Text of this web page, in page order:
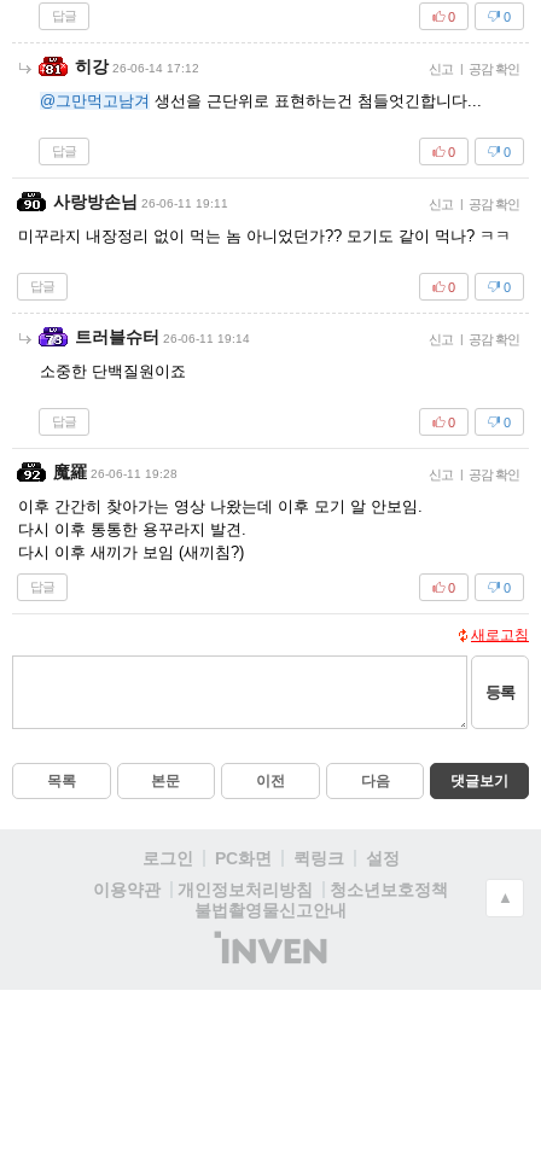
답글 0
0
히강 26-06-14 17:12 신고 | 공감 확인
@그만먹고남겨 생선을 근단위로 표현하는건 첨들엇긴합니다...
답글 0
0
사랑방손님 26-06-11 19:11 신고 | 공감 확인
미꾸라지 내장정리 없이 먹는 놈 아니었던가?? 모기도 같이 먹나? ㅋㅋ
답글 0
0
트러블슈터 26-06-11 19:14 신고 | 공감 확인
소중한 단백질원이죠
답글 0
0
魔羅 26-06-11 19:28 신고 | 공감 확인
이후 간간히 찾아가는 영상 나왔는데 이후 모기 알 안보임.
다시 이후 통통한 용꾸라지 발견.
다시 이후 새끼가 보임 (새끼침?)
답글 0
0
새로고침
등록
목록 본문 이전 다음 댓글보기
로그인 PC화면 퀵링크
설정
이용약관
개인정보처리방침
청소년보호정책
불법촬영물신고안내
(주)
인
▲